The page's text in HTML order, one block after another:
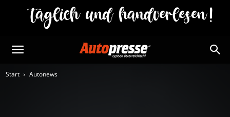
Start Autonews